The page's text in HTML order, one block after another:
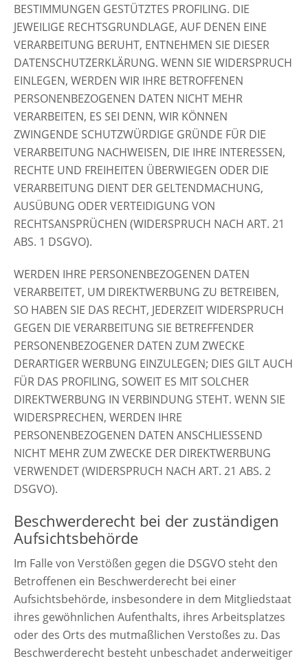
BESTIMMUNGEN GESTÜTZTES PROFILING. DIE
JEWEILIGE RECHTSGRUNDLAGE, AUF DENEN EINE
VERARBEITUNG BERUHT, ENTNEHMEN SIE DIESER
DATENSCHUTZERKLÄRUNG. WENN SIE WIDERSPRUCH
EINLEGEN, WERDEN WIR IHRE BETROFFENEN
PERSONENBEZOGENEN DATEN NICHT MEHR
VERARBEITEN, ES SEI DENN, WIR KÖNNEN
ZWINGENDE SCHUTZWÜRDIGE GRÜNDE FÜR DIE
VERARBEITUNG NACHWEISEN, DIE IHRE INTERESSEN,
RECHTE UND FREIHEITEN ÜBERWIEGEN ODER DIE
VERARBEITUNG DIENT DER GELTENDMACHUNG,
AUSÜBUNG ODER VERTEIDIGUNG VON
RECHTSANSPRÜCHEN (WIDERSPRUCH NACH ART. 21
ABS. 1 DSGVO).
WERDEN IHRE PERSONENBEZOGENEN DATEN
VERARBEITET, UM DIREKTWERBUNG ZU BETREIBEN,
SO HABEN SIE DAS RECHT, JEDERZEIT WIDERSPRUCH
GEGEN DIE VERARBEITUNG SIE BETREFFENDER
PERSONENBEZOGENER DATEN ZUM ZWECKE
DERARTIGER WERBUNG EINZULEGEN; DIES GILT AUCH
FÜR DAS PROFILING, SOWEIT ES MIT SOLCHER
DIREKTWERBUNG IN VERBINDUNG STEHT. WENN SIE
WIDERSPRECHEN, WERDEN IHRE
PERSONENBEZOGENEN DATEN ANSCHLIESSEND
NICHT MEHR ZUM ZWECKE DER DIREKTWERBUNG
VERWENDET (WIDERSPRUCH NACH ART. 21 ABS. 2
DSGVO).
Beschwerderecht bei der zuständigen
Aufsichtsbehörde
Im Falle von Verstößen gegen die DSGVO steht den
Betroffenen ein Beschwerderecht bei einer
Aufsichtsbehörde, insbesondere in dem Mitgliedstaat
ihres gewöhnlichen Aufenthalts, ihres Arbeitsplatzes
oder des Orts des mutmaßlichen Verstoßes zu. Das
Beschwerderecht besteht unbeschadet anderweitiger